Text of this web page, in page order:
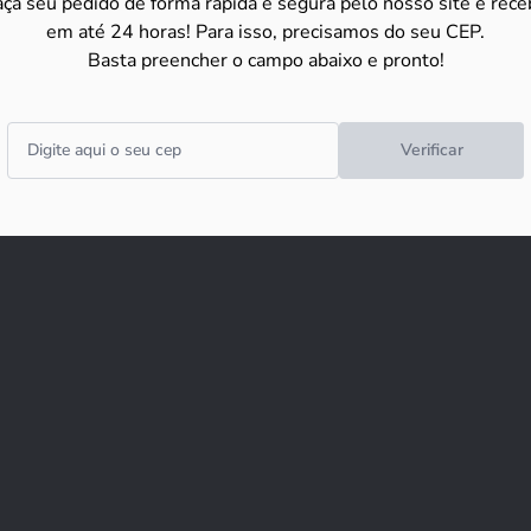
em até 24 horas! Para isso, precisamos do seu CEP.
Basta preencher o campo abaixo e pronto!
Verificar